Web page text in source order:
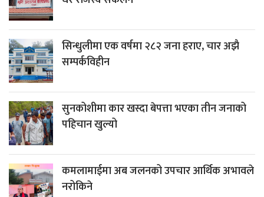
सिन्धुलीमा एक वर्षमा २८२ जना हराए, चार अझै
सम्पर्कविहीन
सुनकोशीमा कार खस्दा बेपत्ता भएका तीन जनाको
पहिचान खुल्यो
कमलामाईमा अब जलनको उपचार आर्थिक अभावले
नरोकिने